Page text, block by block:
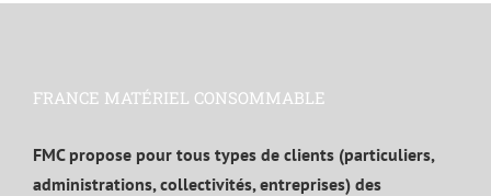
FRANCE MATÉRIEL CONSOMMABLE
FMC propose pour tous types de clients (particuliers,
administrations, collectivités, entreprises) des